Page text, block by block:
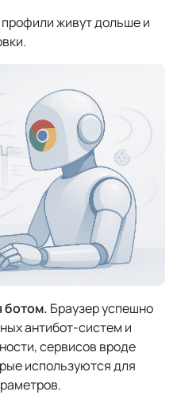
живут дольше и
ботом. Браузер успешно
антибот-систем и
сервисов вроде
используются для